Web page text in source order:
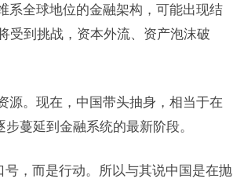
系全球地位的金融架构，可能出现结
受到挑战，资本外流、资产泡沫破
源。现在，中国带头抽身，相当于在
蔓延到金融系统的最新阶段。
号，而是行动。所以与其说中国是在抛